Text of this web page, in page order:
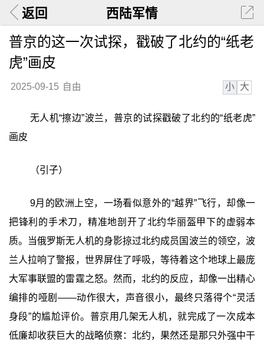
返回 西陆军情
普京的这一次试探，戳破了北约的“纸老
虎”画皮
2025-09-15 自由 小 大
无人机“擦边”波兰，普京的试探戳破了北约的“纸老虎”
画皮
（引子）
9月的欧洲上空，一场看似意外的“越界”飞行，却像一
把锋利的手术刀，精准地剖开了北约华丽盔甲下的虚弱本
质。当俄罗斯无人机的身影掠过北约成员国波兰的领空，波
兰人拉响了警报，世界屏住了呼吸，等待着这个地球上最庞
大军事联盟的雷霆之怒。然而，北约的反应，却像一出精心
编排的哑剧——动作很大，声音很小，最终只落得个“灵活
身段”的尴尬评价。普京用几架无人机，就完成了一次成本
低廉却收获巨大的战略侦察：北约，果然还是那只外强中干